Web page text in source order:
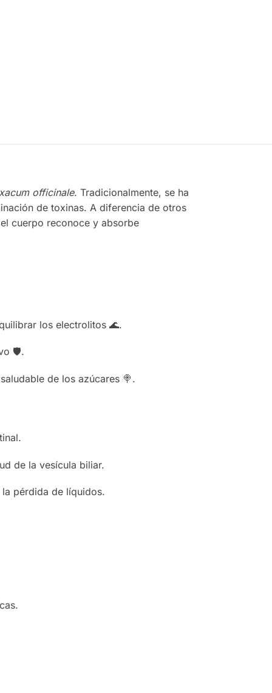
officinale. Tradicionalmente, se ha
de toxinas. A diferencia de otros
cuerpo reconoce y absorbe
los electrolitos 🌊.
🛡️.
de los azúcares 🍭.
de la vesícula biliar.
pérdida de líquidos.